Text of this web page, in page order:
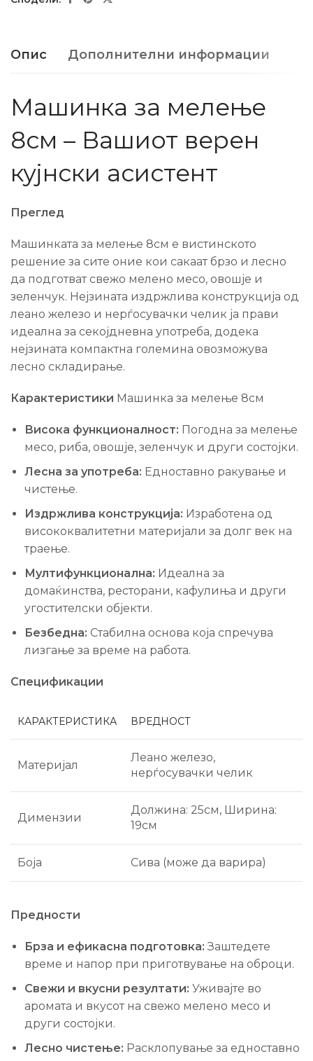
Опис Дополнителни информации
Машинка за мелење
8см – Вашиот верен
кујнски асистент
Преглед
Машинката за мелење 8см е вистинското
решение за сите оние кои сакаат брзо и лесно
да подготват свежо мелено месо, овошје и
зеленчук. Нејзината издржлива конструкција од
леано железо и нерѓосувачки челик ја прави
идеална за секојдневна употреба, додека
нејзината компактна големина овозможува
лесно складирање.
Карактеристики Машинка за мелење 8см
Висока функционалност: Погодна за мелење
месо, риба, овошје, зеленчук и други состојки.
Лесна за употреба: Едноставно ракување и
чистење.
Издржлива конструкција: Изработена од
висококвалитетни материјали за долг век на
траење.
Мултифункционална: Идеална за
домаќинства, ресторани, кафулиња и други
угостителски објекти.
Безбедна: Стабилна основа која спречува
лизгање за време на работа.
Спецификации
КАРАКТЕРИСТИКА ВРЕДНОСТ
Материјал
Леано железо,
нерѓосувачки челик
Димензии
Должина: 25см, Ширина:
19см
Боја Сива (може да варира)
Предности
Брза и ефикасна подготовка: Заштедете
време и напор при приготвување на оброци.
Свежи и вкусни резултати: Уживајте во
аромата и вкусот на свежо мелено месо и
други состојки.
Лесно чистење: Расклопување за едноставно